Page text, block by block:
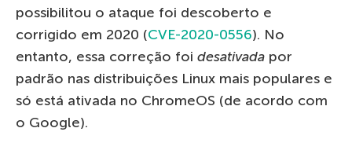
possibilitou o ataque foi descoberto e
corrigido em 2020 (CVE-2020-0556). No
entanto, essa correção foi desativada por
padrão nas distribuições Linux mais populares e
só está ativada no ChromeOS (de acordo com
o Google).